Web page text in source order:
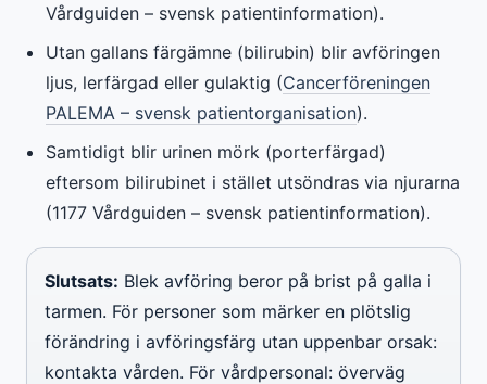
Vårdguiden – svensk patientinformation).
Utan gallans färgämne (bilirubin) blir avföringen
ljus, lerfärgad eller gulaktig (Cancerföreningen
PALEMA – svensk patientorganisation).
Samtidigt blir urinen mörk (porterfärgad)
eftersom bilirubinet i stället utsöndras via njurarna
(1177 Vårdguiden – svensk patientinformation).
Slutsats: Blek avföring beror på brist på galla i
tarmen. För personer som märker en plötslig
förändring i avföringsfärg utan uppenbar orsak:
kontakta vården. För vårdpersonal: överväg